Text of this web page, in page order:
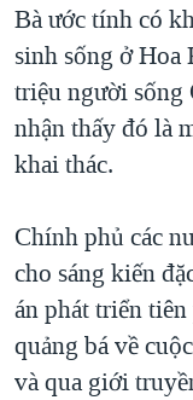
TRỊNH VĨNH
NGƯ DÂN VIỆT
BÊN KIA QUỐC
QUAN HỆ VIỆT MỸ
Bà ước tính có
sinh sống ở
triệu người sống
nhận thấy đó là
khai thác.
Chính phủ các
cho sáng kiến
án phát triển
quảng bá về
và qua giới